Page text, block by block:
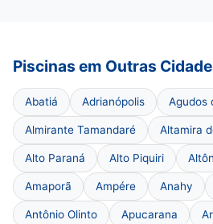
Piscinas em Outras
Abatiá Adrianópolis Agudos
Almirante Tamandaré Altamira
Alto Paraná Alto Piquiri
Amaporã Ampére Anahy
Antônio Olinto Apucarana